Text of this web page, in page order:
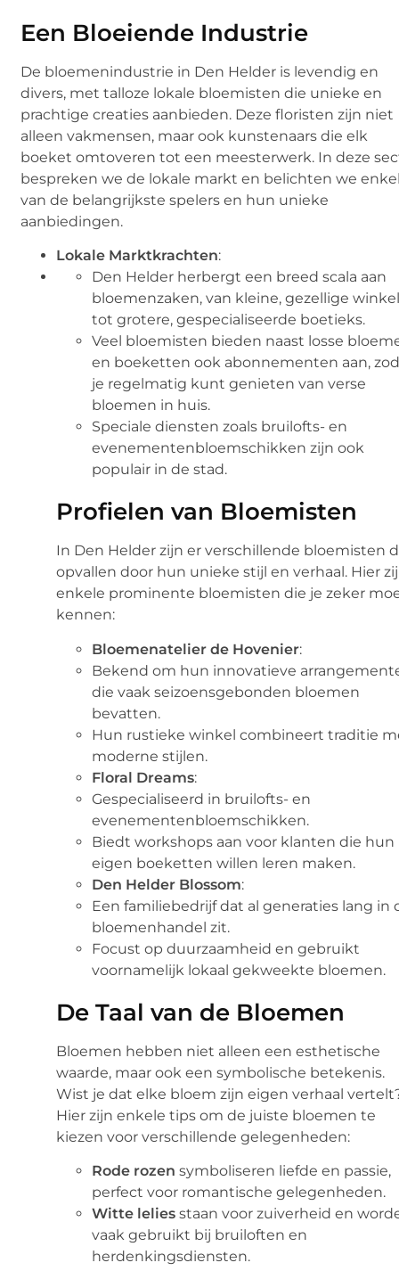
Een Bloeiende Industrie
De bloemenindustrie in Den Helder is levendig en
divers, met talloze lokale bloemisten die unieke en
prachtige creaties aanbieden. Deze floristen zijn niet
alleen vakmensen, maar ook kunstenaars die elk
boeket omtoveren tot een meesterwerk. In deze
bespreken we de lokale markt en belichten we
van de belangrijkste spelers en hun unieke
aanbiedingen.
Lokale Marktkrachten:
Den Helder herbergt een breed scala aan
bloemenzaken, van kleine, gezellige
tot grotere, gespecialiseerde boetieks.
Veel bloemisten bieden naast losse
en boeketten ook abonnementen aan,
je regelmatig kunt genieten van verse
bloemen in huis.
Speciale diensten zoals bruilofts- en
evenementenbloemschikken zijn ook
populair in de stad.
Profielen van Bloemisten
In Den Helder zijn er verschillende bloemisten
opvallen door hun unieke stijl en verhaal. Hier
enkele prominente bloemisten die je zeker
kennen:
Bloemenatelier de Hovenier:
Bekend om hun innovatieve
die vaak seizoensgebonden bloemen
bevatten.
Hun rustieke winkel combineert traditie
moderne stijlen.
Floral Dreams:
Gespecialiseerd in bruilofts- en
evenementenbloemschikken.
Biedt workshops aan voor klanten die hun
eigen boeketten willen leren maken.
Den Helder Blossom:
Een familiebedrijf dat al generaties lang in
bloemenhandel zit.
Focust op duurzaamheid en gebruikt
voornamelijk lokaal gekweekte bloemen.
De Taal van de Bloemen
Bloemen hebben niet alleen een esthetische
waarde, maar ook een symbolische betekenis.
Wist je dat elke bloem zijn eigen verhaal
Hier zijn enkele tips om de juiste bloemen te
kiezen voor verschillende gelegenheden:
Rode rozen symboliseren liefde en passie,
perfect voor romantische gelegenheden.
Witte lelies staan voor zuiverheid en
vaak gebruikt bij bruiloften en
herdenkingsdiensten.